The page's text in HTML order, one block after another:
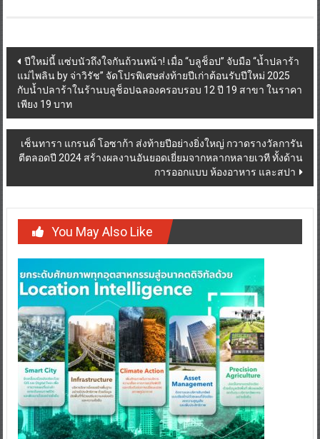
Post
navigation
ปีใหม่นี้ แซ่บนัวถึงใจกันถ้วนหน้า! เมื่อ “บลูช็อป” จับมือ “น้ำปลาร้า
แม่ไพลิน by จ่าวิรัช” จัดโปรพิเศษส่งท้ายปีเก่าต้อนรับปีใหม่ 2025
กับน้ำปลาร้าในร้านบลูช็อปฉลองครอบรอบ 12 ปี 19 สาขา ในราคา
เพียง 19 บาท
เซ็นทารา แกรนด์ โอซาก้า ส่งท้ายปีอย่างยิ่งใหญ่ กวาดรางวัลการัน
ตีตลอดปี 2024 สร้างผลงานอันยอดเยี่ยมจากหลากหลายเวที ทั้งด้าน
การออกแบบ ห้องอาหาร และสปา
You May Also Like